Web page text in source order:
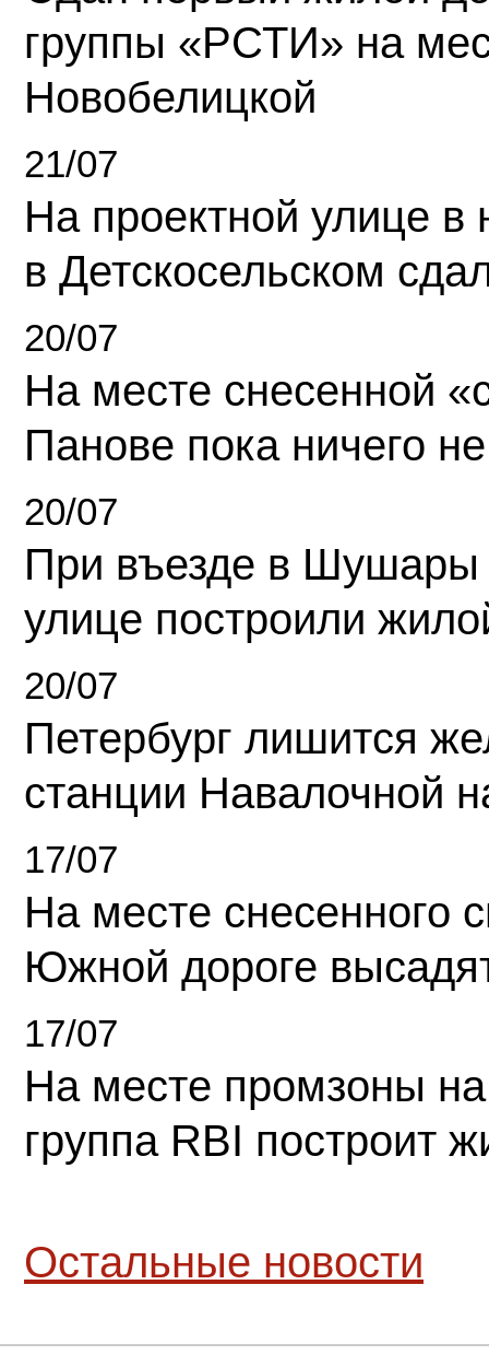
группы «РСТИ» на
Новобелицкой
21/07
На проектной улице
в Детскосельском
20/07
На месте снесенной
Панове пока ничего
20/07
При въезде в Шушары
улице построили
20/07
Петербург лишится
станции Навалочной
17/07
На месте снесенного
Южной дороге
17/07
На месте промзоны
группа RBI построит
Остальные новости